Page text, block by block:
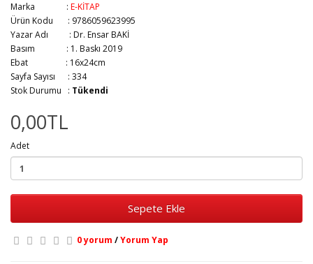
Marka : E-KİTAP
Ürün Kodu : 9786059623995
Yazar Adı : Dr. Ensar BAKİ
Basım : 1. Baskı 2019
Ebat : 16x24cm
Sayfa Sayısı : 334
Stok Durumu : Tükendi
0,00TL
Adet
Sepete Ekle
0 yorum /Yorum Yap